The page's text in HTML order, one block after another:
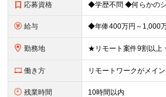
応募資格
給与
勤務地
働き方 リモートワークがメイン
残業時間 10時間以内